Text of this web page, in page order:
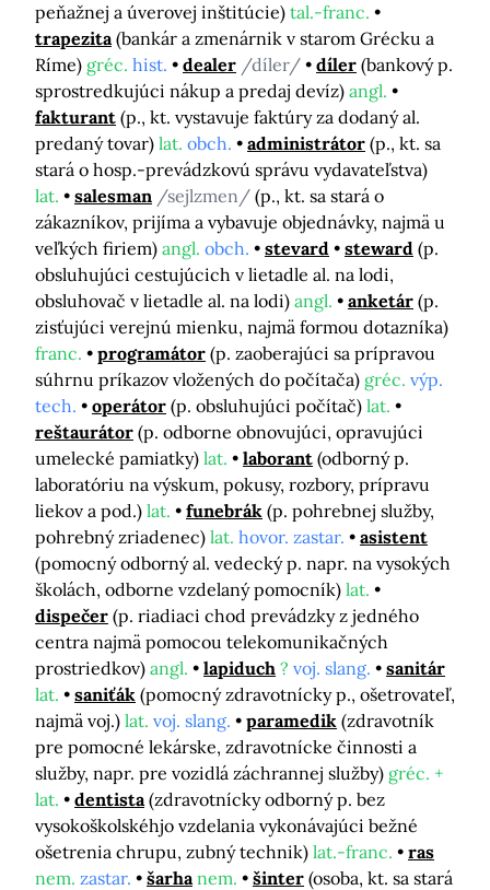
peňažnej a úverovej inštitúcie) tal.-franc.
trapezita (bankár a zmenárnik v starom Grécku a
Ríme) gréc. hist. dealer /díler/ díler (bankový p.
sprostredkujúci nákup a predaj devíz) angl.
fakturant (p., kt. vystavuje faktúry za dodaný al.
predaný tovar) lat. obch. administrátor (p., kt. sa
stará o hosp.-prevádzkovú správu vydavateľstva)
lat.
salesman /sejlzmen/ (p., kt. sa stará o
zákazníkov, prijíma a vybavuje objednávky, najmä u
veľkých firiem) angl. obch. stevard steward (p.
obsluhujúci cestujúcich v lietadle al. na lodi,
obsluhovač v lietadle al. na lodi) angl. anketár (p.
zisťujúci verejnú mienku, najmä formou dotazníka)
franc.
programátor (p. zaoberajúci sa prípravou
súhrnu príkazov vložených do počítača) gréc. výp.
tech.
operátor (p. obsluhujúci počítač) lat.
reštaurátor (p. odborne obnovujúci, opravujúci
umelecké pamiatky) lat. laborant (odborný p.
laboratóriu na výskum, pokusy, rozbory, prípravu
liekov a pod.) lat. funebrák (p. pohrebnej služby,
pohrebný zriadenec) lat. hovor. zastar.
asistent
(pomocný odborný al. vedecký p. napr. na vysokých
školách, odborne vzdelaný pomocník) lat.
dispečer (p. riadiaci chod prevádzky z jedného
centra najmä pomocou telekomunikačných
prostriedkov) angl. lapiduch ? voj. slang.
sanitár
lat.
saniťák (pomocný zdravotnícky p., ošetrovateľ,
najmä voj.) lat. voj. slang. paramedik (zdravotník
pre pomocné lekárske, zdravotnícke činnosti a
služby, napr. pre vozidlá záchrannej služby) gréc. +
lat.
dentista (zdravotnícky odborný p. bez
vysokoškolskéhjo vzdelania vykonávajúci bežné
ošetrenia chrupu, zubný technik) lat.-franc.
ras
nem. zastar. šarha nem. šinter (osoba, kt. sa stará